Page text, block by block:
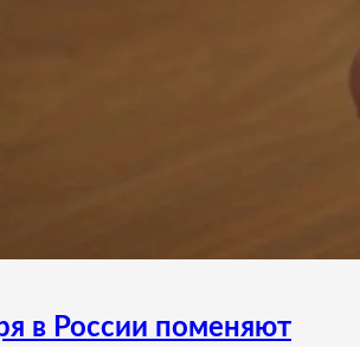
в России поменяют